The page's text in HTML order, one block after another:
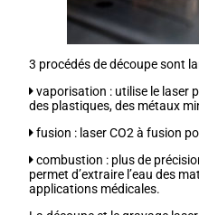
3 procédés de découpe sont
vaporisation : utilise le laser
des plastiques, des métaux
fusion : laser CO2 à fusion
combustion : plus de
permet d’extraire l’eau des
applications médicales.